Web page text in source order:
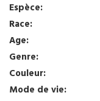
Espèce:
Race:
Age:
Genre:
Couleur:
Mode de vie: